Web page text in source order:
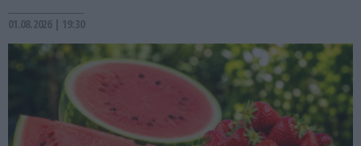
01.08.2026 | 19:30